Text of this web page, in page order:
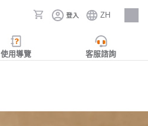
登入 ZH
人才招募
使用導覽 客服諮詢